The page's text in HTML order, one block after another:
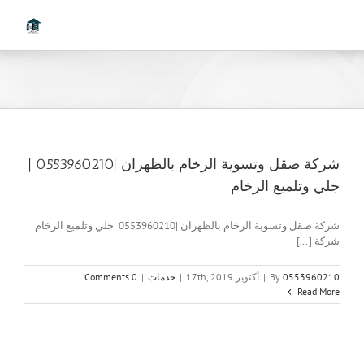
شركة صقل وتسوية الرخام بالظهران |0553960210 |
جلي وتلميع الرخام
شركة صقل وتسوية الرخام بالظهران |0553960210 |جلي وتلميع الرخام
شركة [...]
By 0553960210
| أكتوبر 17th, 2019 | خدمات |
0 Comments
Read More